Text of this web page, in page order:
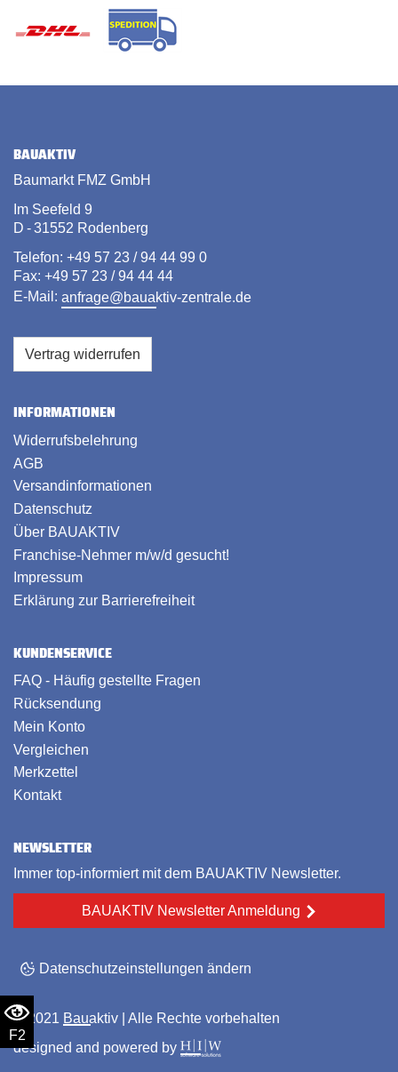
F2
BAUAKTIV
Baumarkt FMZ GmbH
Im Seefeld 9
D - 31552 Rodenberg
Telefon: +49 57 23 / 94 44 99 0
Fax: +49 57 23 / 94 44 44
E-Mail: anfrage@bauaktiv-zentrale.de
Vertrag widerrufen
INFORMATIONEN
Widerrufsbelehrung
AGB
Versandinformationen
Datenschutz
Über BAUAKTIV
Franchise-Nehmer m/w/d gesucht!
Impressum
Erklärung zur Barrierefreiheit
KUNDENSERVICE
FAQ - Häufig gestellte Fragen
Rücksendung
Mein Konto
Vergleichen
Merkzettel
Kontakt
NEWSLETTER
Immer top-informiert mit dem BAUAKTIV Newsletter.
BAUAKTIV Newsletter Anmeldung
Datenschutzeinstellungen ändern
© 2021 Bauaktiv | Alle Rechte vorbehalten
designed and powered by